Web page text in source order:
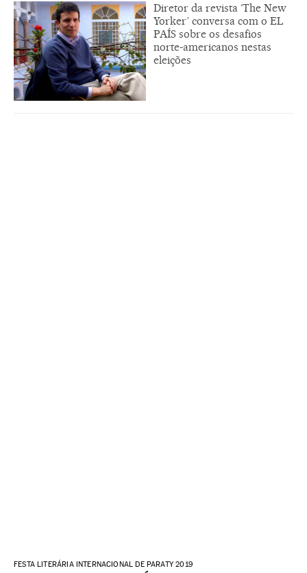
Diretor da revista ‘The New
Yorker’ conversa com o EL
PAÍS sobre os desafios
norte-americanos nestas
eleições
FESTA LITERÁRIA INTERNACIONAL DE PARATY 2019